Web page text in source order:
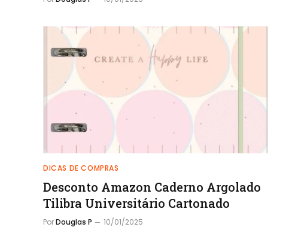
DICAS DE COMPRAS
Desconto Amazon Caderno Argolado
Tilibra Universitário Cartonado
PorDouglas P 10/01/2025